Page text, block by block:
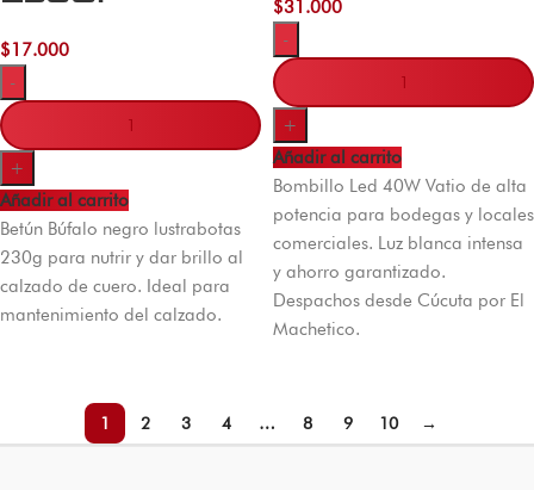
$17.000
-
+
Añadir al carrito
Betún Búfalo negro lustrabotas
230g para nutrir y dar brillo al
calzado de cuero. Ideal para
mantenimiento del calzado.
$31.000
-
+
Añadir al carrito
Bombillo Led 40W Vatio de alta
potencia para bodegas y locales
comerciales. Luz blanca intensa
y ahorro garantizado.
Despachos desde Cúcuta por El
Machetico.
1 2 3 4 … 8 9 10 →